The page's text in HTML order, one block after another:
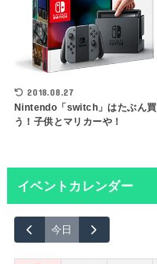
2018.08.27
Nintendo「switch」はたぶん買
う！子供とマリカーや！
イベントカレンダー
今日